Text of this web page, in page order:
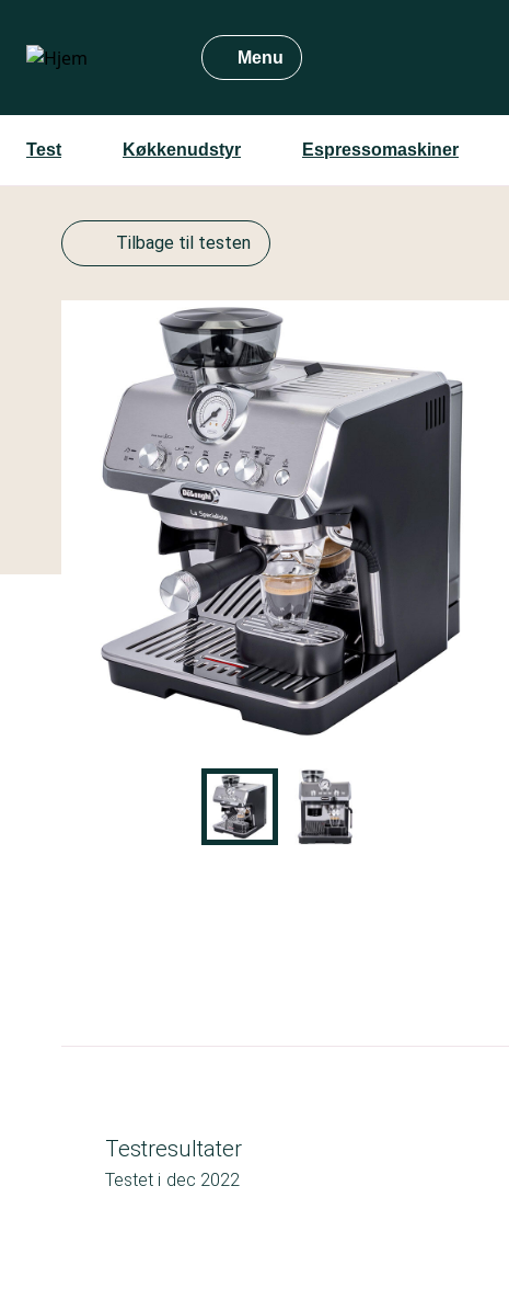
hovedindhold
Menu
Test Køkkenudstyr Espressomaskiner
Tilbage til testen
Testresultater
Testet i dec 2022